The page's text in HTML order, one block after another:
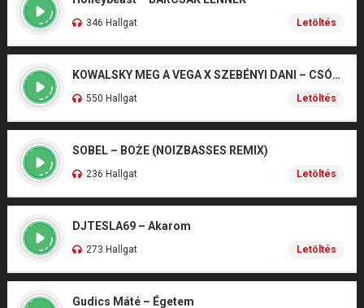
346 Hallgat Letöltés
KOWALSKY MEG A VEGA X SZEBÉNYI DANI – CSÓNAK
550 Hallgat Letöltés
SOBEL – BOŻE (NOIZBASSES REMIX)
236 Hallgat Letöltés
DJTESLA69 – Akarom
273 Hallgat Letöltés
Gudics Máté – Égetem